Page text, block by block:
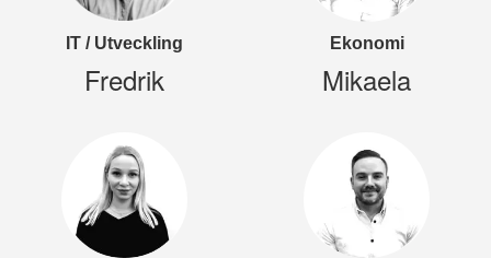
IT / Utveckling
Fredrik
Ekonomi
Mikaela